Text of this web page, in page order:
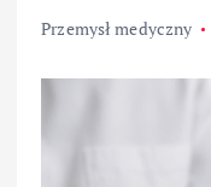
Przemysł medyczny